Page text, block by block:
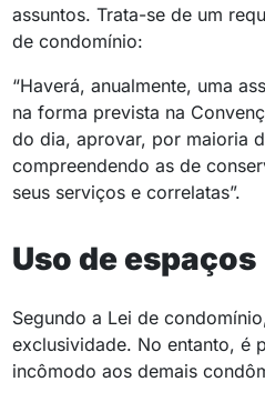
assuntos. Trata-se de um
de condomínio:
“Haverá, anualmente, uma
na forma prevista na
do dia, aprovar, por maioria
compreendendo as de
seus serviços e correlatas”.
Uso de espaços
Segundo a Lei de
exclusividade. No entanto, é
incômodo aos demais